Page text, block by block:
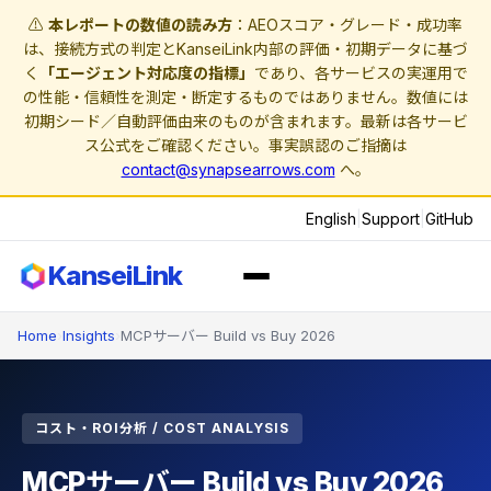
⚠️ 本レポートの数値の読み方 ：AEOスコア・グレード・成功率
は、接続方式の判定とKanseiLink内部の評価・初期データに基づ
く
「エージェント対応度の指標」 であり、各サービスの実運用で
の性能・信頼性を測定・断定するものではありません。数値には
初期シード／自動評価由来のものが含まれます。最新は各サービ
ス公式をご確認ください。事実誤認のご指摘は
contact@synapsearrows.com へ。
English Support GitHub
KanseiLink
Home Insights MCPサーバー Build vs Buy 2026
コスト・ROI分析 / COST ANALYSIS
MCPサーバー Build vs Buy 2026